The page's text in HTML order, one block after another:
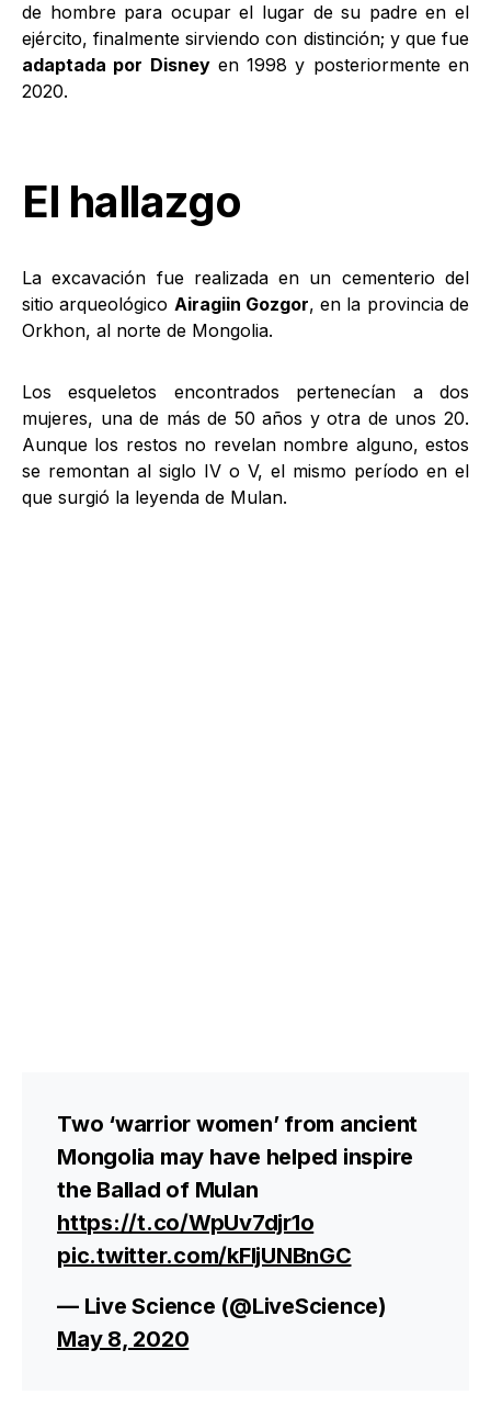
de hombre para ocupar el lugar de su padre en el
ejército, finalmente sirviendo con distinción; y que fue
adaptada por Disneyen 1998 y posteriormente en
2020.
El hallazgo
La excavación fue realizada en un cementerio del
sitio arqueológico Airagiin Gozgor, en la provincia de
Orkhon, al norte de Mongolia.
Los esqueletos encontrados pertenecían a dos
mujeres, una de más de 50 años y otra de unos 20.
Aunque los restos no revelan nombre alguno, estos
se remontan al siglo IV o V, el mismo período en el
que surgió la leyenda de Mulan.
Two ‘warrior women’ from ancient
Mongolia may have helped inspire
the Ballad of Mulan
https://t.co/WpUv7djr1o
pic.twitter.com/kFljUNBnGC
— Live Science (@LiveScience)
May 8, 2020